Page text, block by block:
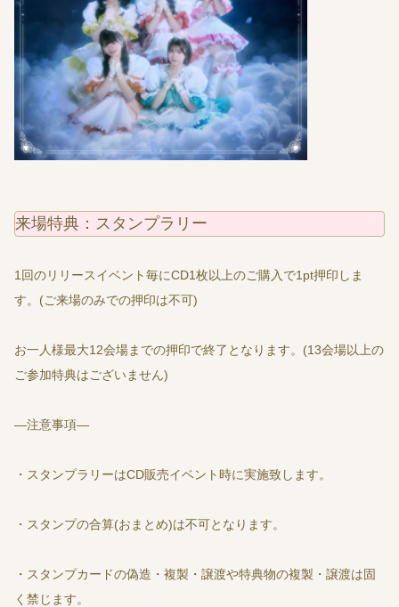
来場特典：スタンプラリー
1回のリリースイベント毎にCD1枚以上のご購入で1pt押印しま
す。(ご来場のみでの押印は不可)
お一人様最大12会場までの押印で終了となります。(13会場以上の
ご参加特典はございません)
―注意事項―
・スタンプラリーはCD販売イベント時に実施致します。
・スタンプの合算(おまとめ)は不可となります。
・スタンプカードの偽造・複製・譲渡や特典物の複製・譲渡は固
く禁じます。